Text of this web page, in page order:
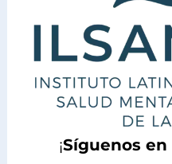
¡Síguenos